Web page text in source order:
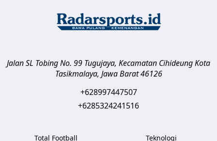
Jalan SL Tobing No. 99 Tugujaya, Kecamatan CihideungKota
Tasikmalaya, Jawa Barat 46126
+628997447507
+6285324241516
Total Football Teknologi